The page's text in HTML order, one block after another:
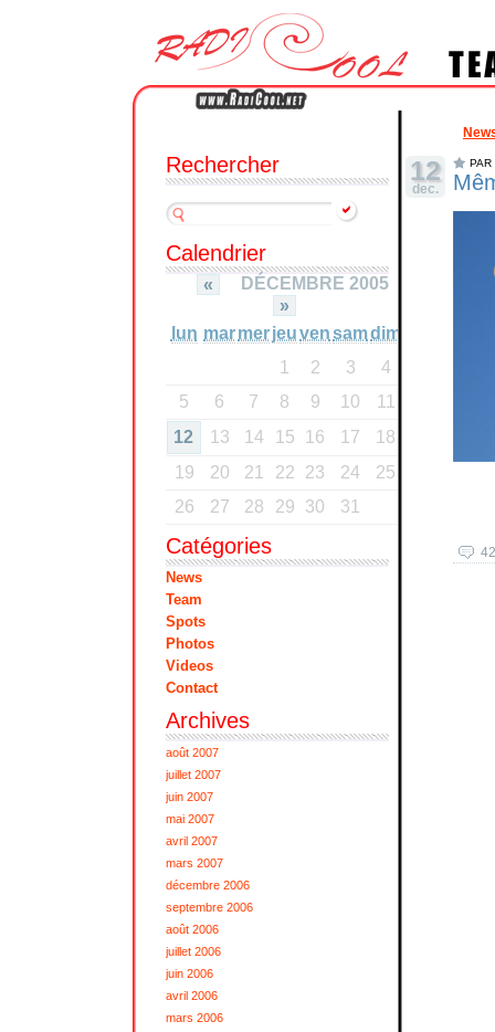
12
dec.
PAR
Rechercher
Calendrier
«
DÉCEMBRE 2005
»
lun marmerjeuvensamdim
1
2 3
4
5
6 7 8 9 10
11
12
13 14 15 16 17
18
19
20 21 22 23 24
25
26
27 28 29 30 31
Catégories
News
Team
Spots
Photos
Videos
Contact
Archives
août 2007
juillet 2007
juin 2007
mai 2007
avril 2007
mars 2007
décembre 2006
septembre 2006
août 2006
juillet 2006
juin 2006
avril 2006
mars 2006